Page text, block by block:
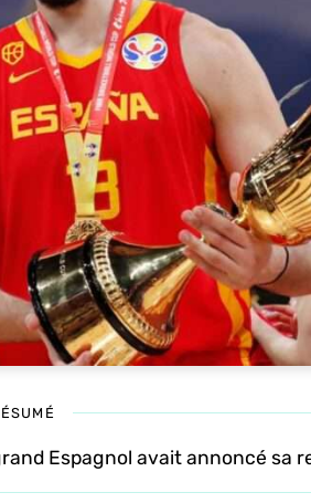
Espagnol avait annoncé sa